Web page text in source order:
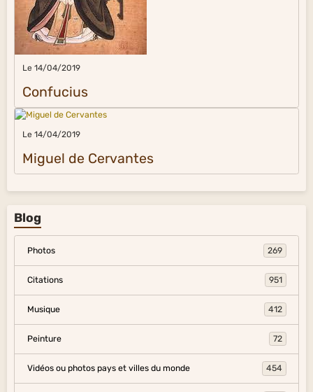
Le 14/04/2019
Confucius
Le 14/04/2019
Miguel de Cervantes
Blog
Photos 269
Citations 951
Musique 412
Peinture 72
Vidéos ou photos pays et villes du monde 454